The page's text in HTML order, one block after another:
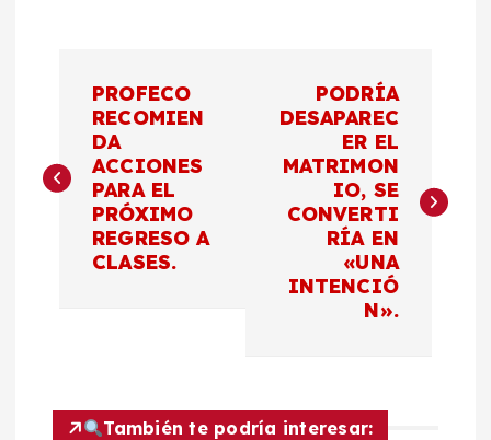
v
c
PROFECO
RECOMIEN
DA
ACCIONES
PARA EL
PRÓXIMO
REGRESO A
CLASES.
PODRÍA
DESAPAREC
ER EL
MATRIMON
IO, SE
CONVERTI
RÍA EN
«UNA
INTENCIÓ
N».
También te podría interesar: